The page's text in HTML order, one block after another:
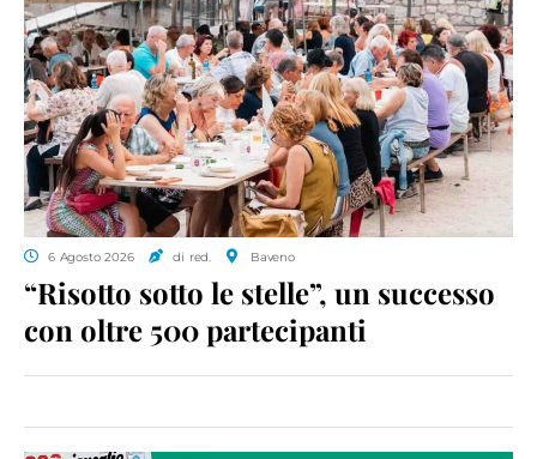
6 Agosto 2026 di red. Baveno
“Risotto sotto le stelle”, un successo
con oltre 500 partecipanti